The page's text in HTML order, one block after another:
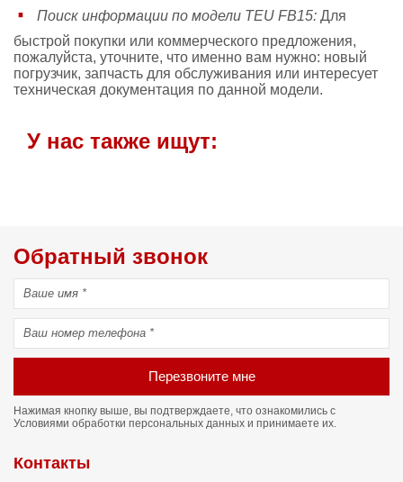
Поиск информации по модели TEU FB15: Для
быстрой покупки или коммерческого предложения,
пожалуйста, уточните, что именно вам нужно: новый
погрузчик, запчасть для обслуживания или интересует
техническая документация по данной модели.
У нас также ищут:
Обратный звонок
Перезвоните мне
Нажимая кнопку выше, вы подтверждаете, что ознакомились с
Условиями обработки персональных данных и принимаете их.
Контакты